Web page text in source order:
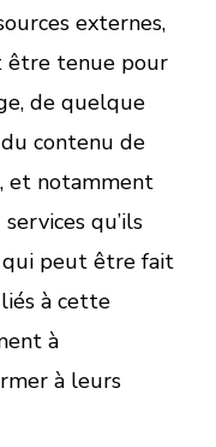
externes,
être tenue pour
de quelque
contenu de
et notamment
qu’ils
peut être fait
à cette
à
à leurs